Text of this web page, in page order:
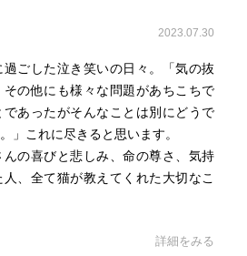
2023.07.30
ごした泣き笑いの日々。「気の抜
の他にも様々な問題があちこちで
あったがそんなことは別にどうで
」これに尽きると思います。
んの喜びと悲しみ、命の尊さ、気持
、全て猫が教えてくれた大切なこ
詳細をみる